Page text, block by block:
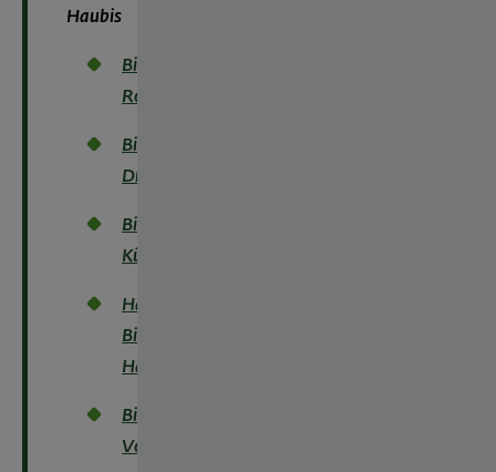
Haubis
Bio-
Roggenbrot
Bio-
Dreizinnenbrot
Bio-
Kürbiskernbrot
Haubis
Bio-
Hausbrot
Bio-
Vollkornbrot